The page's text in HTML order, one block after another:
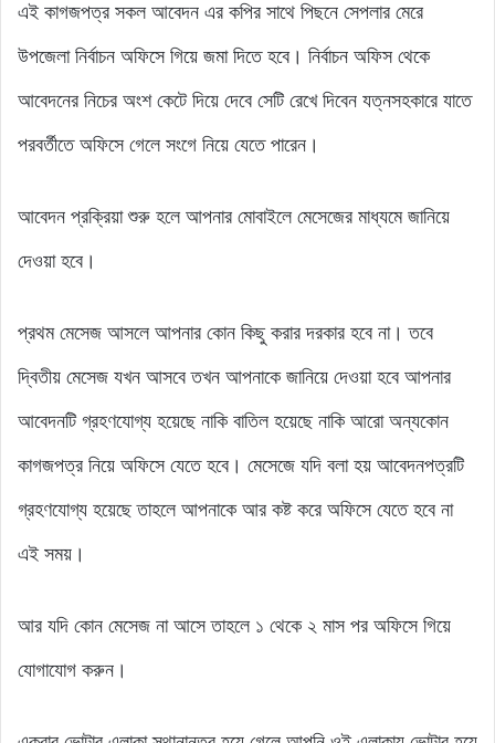
এই কাগজপত্র সকল আবেদন এর কপির সাথে পিছনে সেপলার মেরে
উপজেলা নির্বাচন অফিসে গিয়ে জমা দিতে হবে। নির্বাচন অফিস থেকে
আবেদনের নিচের অংশ কেটে দিয়ে দেবে সেটি রেখে দিবেন যত্নসহকারে যাতে
পরবর্তীতে অফিসে গেলে সংগে নিয়ে যেতে পারেন।
আবেদন প্রক্রিয়া শুরু হলে আপনার মোবাইলে মেসেজের মাধ্যমে জানিয়ে
দেওয়া হবে।
প্রথম মেসেজ আসলে আপনার কোন কিছু করার দরকার হবে না। তবে
দ্বিতীয় মেসেজ যখন আসবে তখন আপনাকে জানিয়ে দেওয়া হবে আপনার
আবেদনটি গ্রহণযোগ্য হয়েছে নাকি বাতিল হয়েছে নাকি আরো অন্যকোন
কাগজপত্র নিয়ে অফিসে যেতে হবে। মেসেজে যদি বলা হয় আবেদনপত্রটি
গ্রহণযোগ্য হয়েছে তাহলে আপনাকে আর কষ্ট করে অফিসে যেতে হবে না
এই সময়।
আর যদি কোন মেসেজ না আসে তাহলে ১ থেকে ২ মাস পর অফিসে গিয়ে
যোগাযোগ করুন।